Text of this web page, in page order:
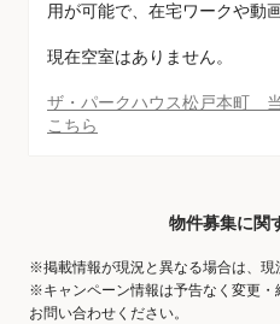
用が可能で、在宅ワークや動
現在空室はありません。
ザ・パークハウス松戸本町
こちら
物件募集に関
※掲載情報が現況と異なる場合は、現
※キャンペーン情報は予告なく変更
お問い合わせください。